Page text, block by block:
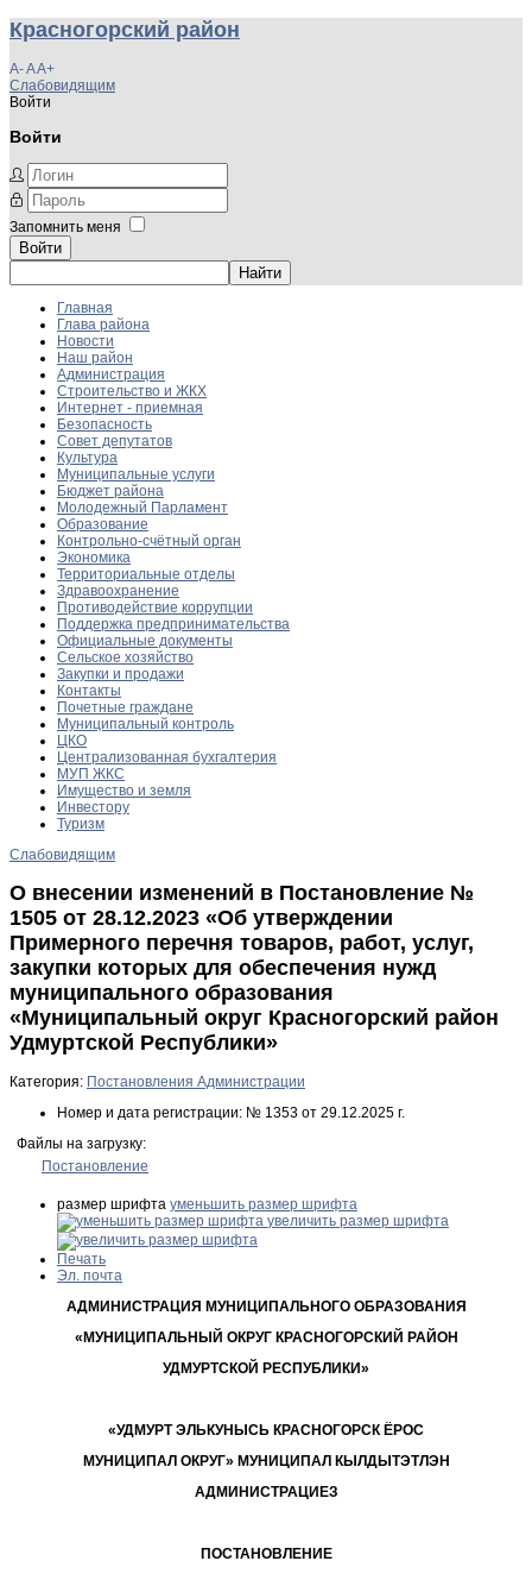
Красногорский район
A-AA+
Слабовидящим
Войти
Войти
Запомнить меня
Войти
Главная
Глава района
Новости
Наш район
Администрация
Строительство и ЖКХ
Интернет - приемная
Безопасность
Совет депутатов
Культура
Муниципальные услуги
Бюджет района
Молодежный Парламент
Образование
Контрольно-счётный орган
Экономика
Территориальные отделы
Здравоохранение
Противодействие коррупции
Поддержка предпринимательства
Официальные документы
Сельское хозяйство
Закупки и продажи
Контакты
Почетные граждане
Муниципальный контроль
ЦКО
Централизованная бухгалтерия
МУП ЖКС
Имущество и земля
Инвестору
Туризм
Слабовидящим
О внесении изменений в Постановление №
1505 от 28.12.2023 «Об утверждении
Примерного перечня товаров, работ, услуг,
закупки которых для обеспечения нужд
муниципального образования
«Муниципальный округ Красногорский район
Удмуртской Республики»
Категория: Постановления Администрации
Номер и дата регистрации: № 1353 от 29.12.2025 г.
Файлы на загрузку:
Постановление
размер шрифта уменьшить размер шрифта
увеличить размер шрифта
Печать
Эл. почта
АДМИНИСТРАЦИЯ МУНИЦИПАЛЬНОГО ОБРАЗОВАНИЯ
«МУНИЦИПАЛЬНЫЙ ОКРУГ КРАСНОГОРСКИЙ РАЙОН
УДМУРТСКОЙ РЕСПУБЛИКИ»
«УДМУРТ ЭЛЬКУНЫСЬ КРАСНОГОРСК ЁРОС
МУНИЦИПАЛ ОКРУГ» МУНИЦИПАЛ КЫЛДЫТЭТЛЭН
АДМИНИСТРАЦИЕЗ
ПОСТАНОВЛЕНИЕ